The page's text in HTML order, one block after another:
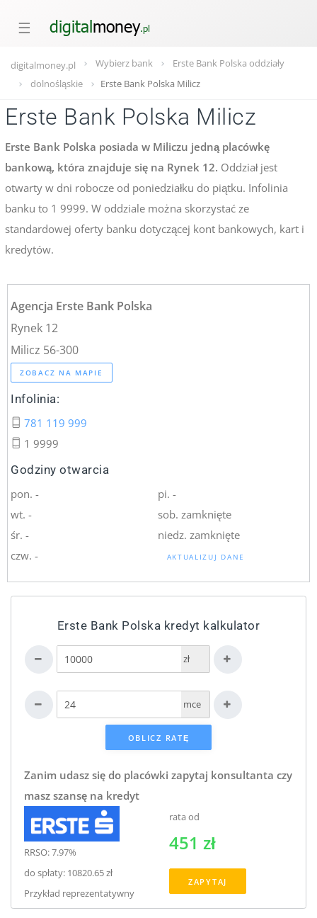
☰
digitalmoney.pl Wybierz bank
Erste Bank Polska oddziały
dolnośląskie
Erste Bank Polska Milicz
Erste Bank Polska Milicz
Erste Bank Polska posiada w Miliczu jedną placówkę
bankową, która znajduje się na Rynek 12. Oddział jest
otwarty w dni robocze od poniedziałku do piątku. Infolinia
banku to 1 9999. W oddziale można skorzystać ze
standardowej oferty banku dotyczącej kont bankowych, kart i
kredytów.
Agencja Erste Bank Polska
Rynek 12
Milicz 56-300
ZOBACZ NA MAPIE
Infolinia:
781 119 999
1 9999
Godziny otwarcia
pon. -
wt. -
śr. -
czw. -
pi. -
sob. zamknięte
niedz. zamknięte
AKTUALIZUJ DANE
Erste Bank Polska kredyt kalkulator
zł
mce
Zanim udasz się do placówki zapytaj konsultanta czy
masz szansę na kredyt
RRSO: 7.97%
do spłaty: 10820.65 zł
Przykład reprezentatywny
rata od
451 zł
ZAPYTAJ